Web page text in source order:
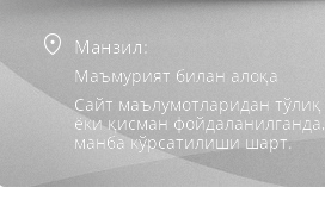
Манзил:
Маъмурият билан алоқа
Сайт маълумотларидан тўлиқ
ёки қисман фойдаланилганда,
манба кўрсатилиши шарт.